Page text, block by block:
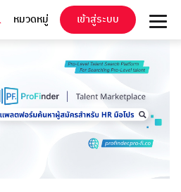
หมวดหมู่ เข้าสู่ระบบ